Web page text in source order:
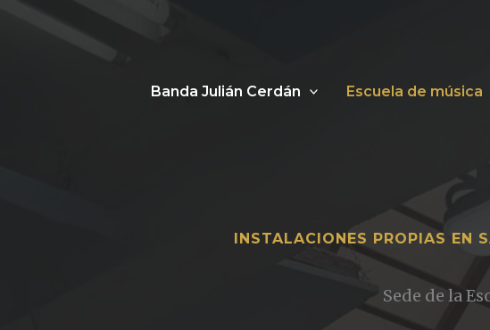
Banda Julián Cerdán Escuela de música
INSTALACIONES PROPIAS EN
Sede de la